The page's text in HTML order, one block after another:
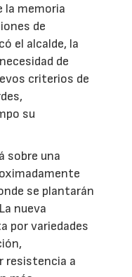
la memoria
de
el alcalde, la
de
criterios de
su
sobre una
se plantarán
nueva
por variedades
resistencia a